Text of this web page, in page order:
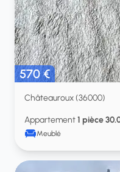
570 €
Châteauroux (36000)
Appartement1 pièce
Meublé